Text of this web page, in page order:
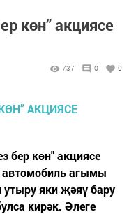
көн” акциясе
737 0 0
бер көн" акциясе
агымы
утыру яки җәяү бару
кирәк. Әлеге